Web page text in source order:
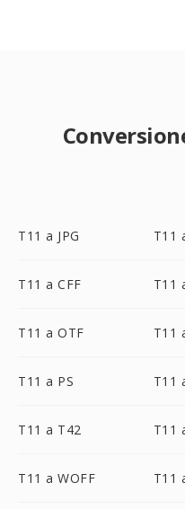
T11 a JPG T11
T11 a CFF T11
T11 a OTF T11
T11 a PS T11
T11 a T42 T11
T11 a WOFF T11